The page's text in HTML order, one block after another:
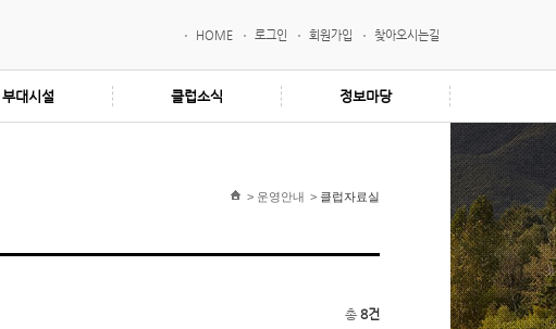
HOME 로그인 회원가입 찾아오시는길
부대시설 클럽소식 정보마당
> 운영안내 > 클럽자료실
총 8건